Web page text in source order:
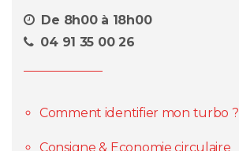
De 8h00 à 18h00
04 91 35 00 26
Comment identifier mon turbo ?
Consigne & Economie circulaire